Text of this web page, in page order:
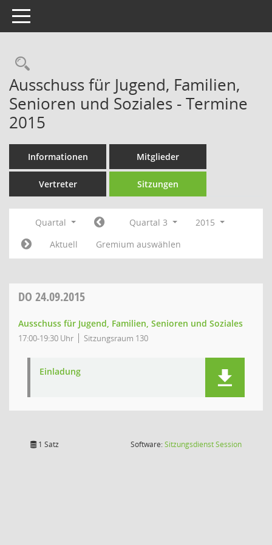
Toggle navigation
Rechercheauswahl
Ausschuss für Jugend, Familien,
Senioren und Soziales - Termine
2015
Informationen Mitglieder
Vertreter Sitzungen
Quartal Quartal 3
2015
Aktuell
Gremium auswählen
DO 24.09.2015
Ausschuss für Jugend, Familien, Senioren und Soziales
17:00-19:30 Uhr Sitzungsraum 130
Einladung
1 Satz Software:SitzungsdienstSession(Wird in